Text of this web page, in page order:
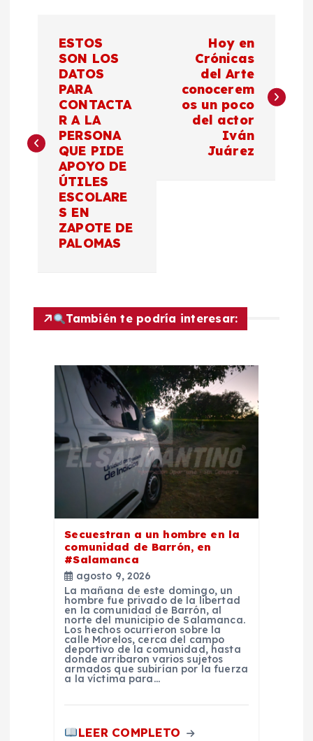
e
ó
n
ESTOS
SON LOS
DATOS
PARA
CONTACTA
R A LA
PERSONA
QUE PIDE
APOYO DE
ÚTILES
ESCOLARE
S EN
ZAPOTE DE
PALOMAS
Hoy en
Crónicas
del Arte
conocerem
os un poco
del actor
Iván
Juárez
También te podría interesar:
Secuestran a un hombre en la
comunidad de Barrón, en
#Salamanca
agosto 9, 2026
La mañana de este domingo, un
hombre fue privado de la libertad
en la comunidad de Barrón, al
norte del municipio de Salamanca.
Los hechos ocurrieron sobre la
calle Morelos, cerca del campo
deportivo de la comunidad, hasta
donde arribaron varios sujetos
armados que subirían por la fuerza
a la víctima para…
LEER COMPLETO